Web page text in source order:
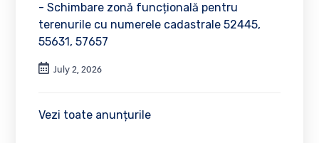
- Schimbare zonă funcțională pentru
terenurile cu numerele cadastrale 52445,
55631, 57657
July 2, 2026
Vezi toate anunțurile